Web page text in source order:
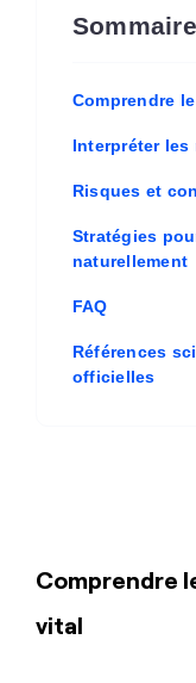
Comprendre
Interpréter
Risques et
Stratégies
naturellement
FAQ
Références
officielles
Comprendre
vital